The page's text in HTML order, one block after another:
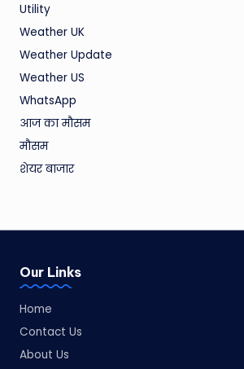
Utility
Weather UK
Weather Update
Weather US
WhatsApp
आज का मौसम
मौसम
शेयर बाजार
Our Links
Home
Contact Us
About Us